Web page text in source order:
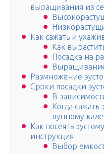
выращивания из
Как сажать и
Как
Посадка на
Размножение
Сроки посадки
В
Когда сажать
лунному
Как посеять
инструкция
Выбор